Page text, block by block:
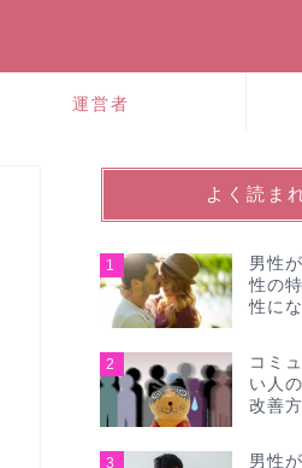
運営者
よく読ま
1
男性
性の
性に
2
コミ
い人
改善
3
男性